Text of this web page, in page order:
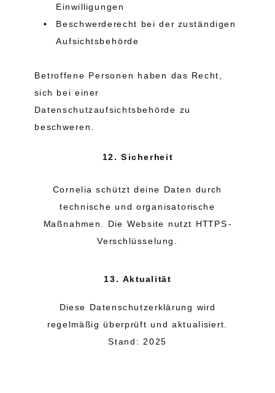
Einwilligungen
Beschwerderecht bei der zuständigen
Aufsichtsbehörde
Betroffene Personen haben das Recht,
sich bei einer
Datenschutzaufsichtsbehörde zu
beschweren.
12. Sicherheit
Cornelia schützt deine Daten durch
technische und organisatorische
Maßnahmen. Die Website nutzt HTTPS-
Verschlüsselung.
13. Aktualität
Diese Datenschutzerklärung wird
regelmäßig überprüft und aktualisiert.
Stand: 2025